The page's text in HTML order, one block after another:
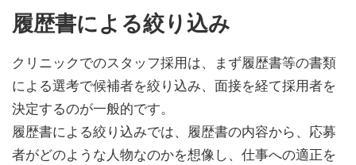
履歴書による絞り込み
クリニックでのスタッフ採用は、まず履歴書等の書類
による選考で候補者を絞り込み、面接を経て採用者を
決定するのが一般的です。
履歴書による絞り込みでは、履歴書の内容から、応募
者がどのような人物なのかを想像し、仕事への適正を